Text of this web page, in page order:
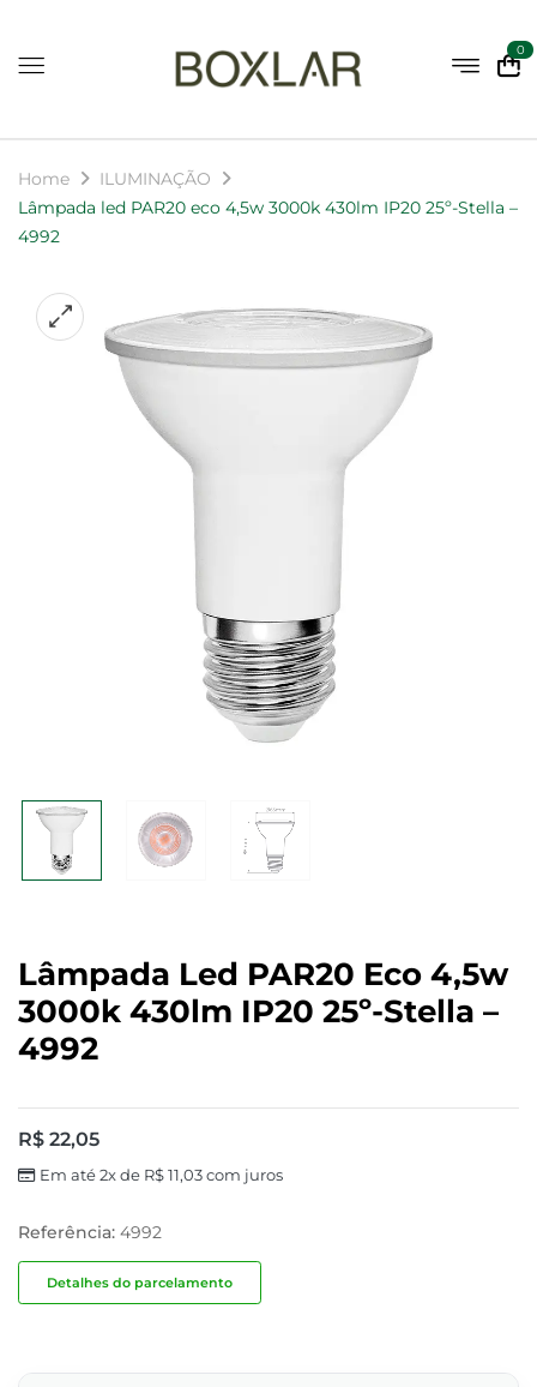
0
Home
ILUMINAÇÃO
Lâmpada led PAR20 eco 4,5w 3000k 430lm IP20 25º-Stella –
4992
Lâmpada Led PAR20 Eco 4,5w
3000k 430lm IP20 25º-Stella –
4992
R$ 22,05
Em até 2x de R$11,03com juros
Referência: 4992
Detalhes do parcelamento